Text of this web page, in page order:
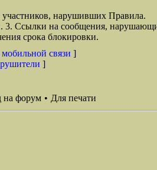
нарушивших Правила.
Ссылки на сообщения,
срока блокировки.
связи ]
]
на форум • Для печати